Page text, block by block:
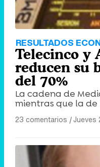
RESULTADOS
Telecinco y
reducen su
del 70%
La cadena de
mientras que la de
23 comentarios |Jueves